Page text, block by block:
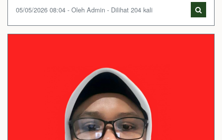
05/05/2026 08:04 - Oleh Admin - Dilihat 204 kali